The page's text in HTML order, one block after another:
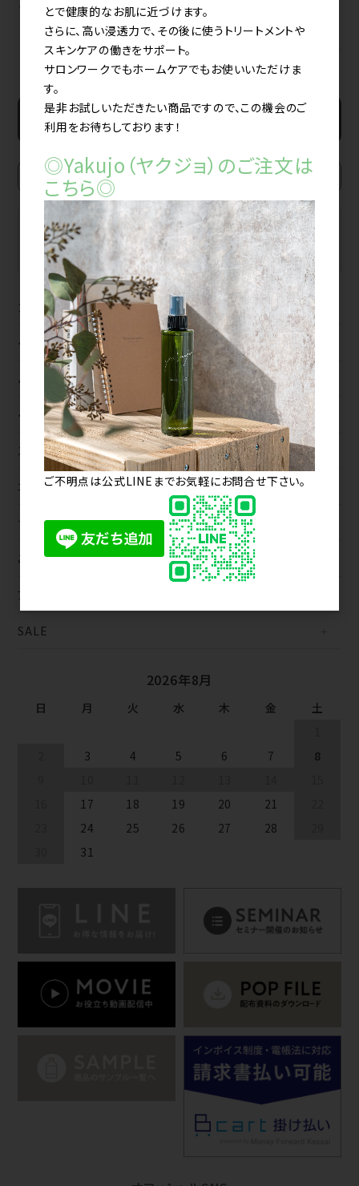
3,740円
すべてのおすすめ商品を見る
新規会員登録
BRAND
ブランドから探す
MAKER
メーカーから探す
カテゴリから探す
ヘアカラー
パーマ
ヘアケア
スタイリング
コスメ
サロンツール
ご契約商品
アニマルフレンドリー（Animal-Friendly）
SALE
2026年8月
日 月 火 水 木 金
土
3 4 5 6 7
8
17 18 19 20 21
24 25 26 27 28
31
とで健康的なお肌に近づけます。
さらに、高い浸透力で、その後に使うトリートメントや
スキンケアの働きをサポート。
サロンワークでもホームケアでもお使いいただけま
す。
是非お試しいただきたい商品ですので、この機会のご
利用をお待ちしております！
◎Yakujo（ヤクジョ）のご注文は
こちら◎
ご不明点は公式LINEまでお気軽にお問合せ下さい。